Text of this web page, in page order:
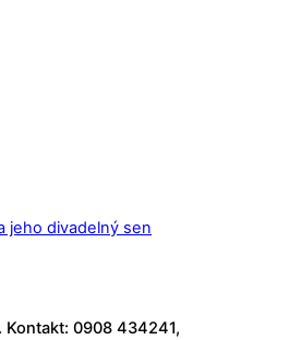
jeho divadelný sen
0908 434241,